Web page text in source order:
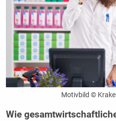
Motivbild ©
Wie